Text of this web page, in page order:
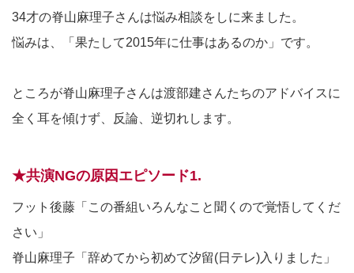
34才の脊山麻理子さんは悩み相談をしに来ました。
悩みは、「果たして2015年に仕事はあるのか」です。
ところが脊山麻理子さんは渡部建さんたちのアドバイスに
全く耳を傾けず、反論、逆切れします。
★共演NGの原因エピソード1.
フット後藤「この番組いろんなこと聞くので覚悟してくだ
さい」
脊山麻理子「辞めてから初めて汐留(日テレ)入りました」